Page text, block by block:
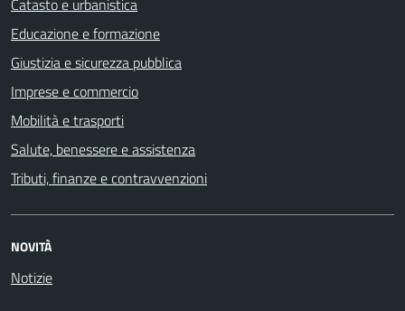
Educazione e formazione
Giustizia e sicurezza pubblica
Imprese e commercio
Mobilità e trasporti
Salute, benessere e assistenza
Tributi, finanze e contravvenzioni
NOVITÀ
Notizie